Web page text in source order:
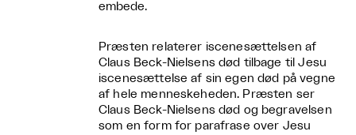
embede.
Præsten relaterer iscenesættelsen af
Claus Beck-Nielsens død tilbage til Jesu
iscenesættelse af sin egen død på vegne
af hele menneskeheden. Præsten ser
Claus Beck-Nielsens død og begravelsen
som en form for parafrase over Jesu